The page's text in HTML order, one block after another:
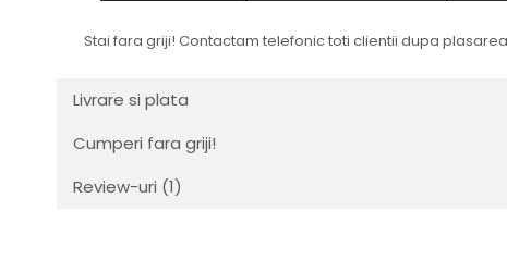
Stai fara griji! Contactam telefonic toti clientii dupa
Livrare si plata
Cumperi fara griji!
Review-uri (1)